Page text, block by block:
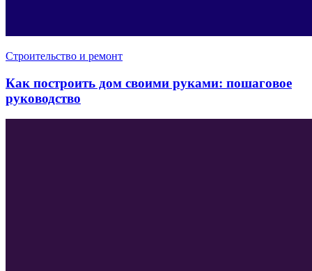
Строительство и ремонт
Как построить дом своими руками: пошаговое
руководство